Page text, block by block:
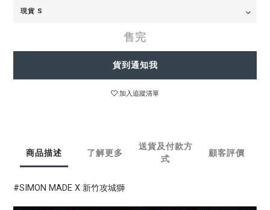
售完
貨到通知我
加入追蹤清單
商品描述 了解更多
送貨及付款方
式
顧客評價
#SIMON MADE X 新竹攻城獅